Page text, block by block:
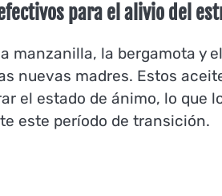
para el alivio del
manzanilla, la bergamota y
nuevas madres. Estos
el estado de ánimo, lo que
este período de transición.